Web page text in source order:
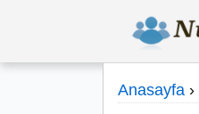
Anasayfa ›